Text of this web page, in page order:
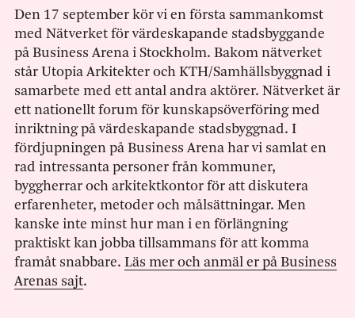
Den 17 september kör vi en första sammankomst
med Nätverket för värdeskapande stadsbyggande
på Business Arena i Stockholm. Bakom nätverket
står Utopia Arkitekter och KTH/Samhällsbyggnad i
samarbete med ett antal andra aktörer. Nätverket är
ett nationellt forum för kunskapsöverföring med
inriktning på värdeskapande stadsbyggnad. I
fördjupningen på Business Arena har vi samlat en
rad intressanta personer från kommuner,
byggherrar och arkitektkontor för att diskutera
erfarenheter, metoder och målsättningar. Men
kanske inte minst hur man i en förlängning
praktiskt kan jobba tillsammans för att komma
framåt snabbare. Läs mer och anmäl er på Business
Arenas sajt.